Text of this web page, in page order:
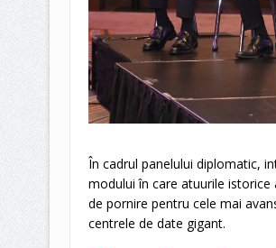
În cadrul panelului diplomatic,
modului în care atuurile
de pornire pentru cele mai
centrele de date gigant.